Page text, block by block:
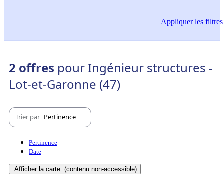
Appliquerles filtres
2 offres pour Ingénieur structures -
Lot-et-Garonne (47)
Trier par Pertinence
Pertinence
Date
Afficher la carte (contenu non-accessible)